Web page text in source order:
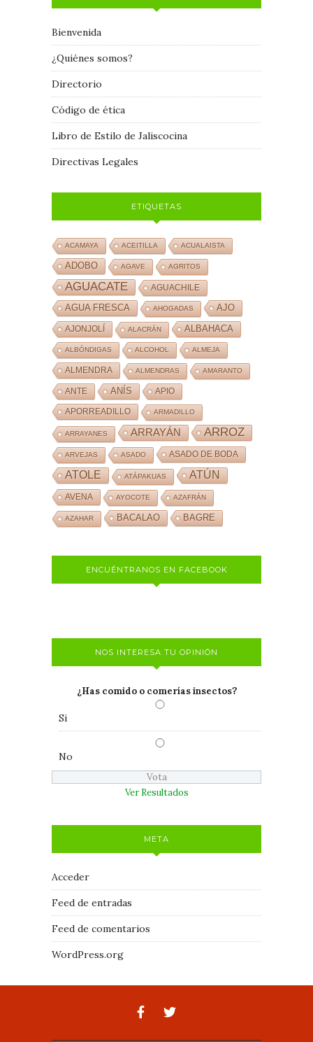
Bienvenida
¿Quiénes somos?
Directorio
Código de ética
Libro de Estilo de Jaliscocina
Directivas Legales
ETIQUETAS
ACAMAYA ACEITILLA ACUALAISTA
ADOBO AGAVE AGRITOS
AGUACATE AGUACHILE
AGUA FRESCA AHOGADAS AJO
AJONJOLÍ ALACRÁN ALBAHACA
ALBÓNDIGAS ALCOHOL ALMEJA
ALMENDRA ALMENDRAS AMARANTO
ANTE ANÍS APIO
APORREADILLO ARMADILLO
ARRAYANES ARRAYÁN ARROZ
ARVEJAS ASADO ASADO DE BODA
ATOLE ATÁPAKUAS ATÚN
AVENA AYOCOTE AZAFRÁN
AZAHAR BACALAO BAGRE
ENCUÉNTRANOS EN FACEBOOK
NOS INTERESA TU OPINIÓN
¿Has comido o comerías insectos?
Si
No
Ver Resultados
META
Acceder
Feed de entradas
Feed de comentarios
WordPress.org